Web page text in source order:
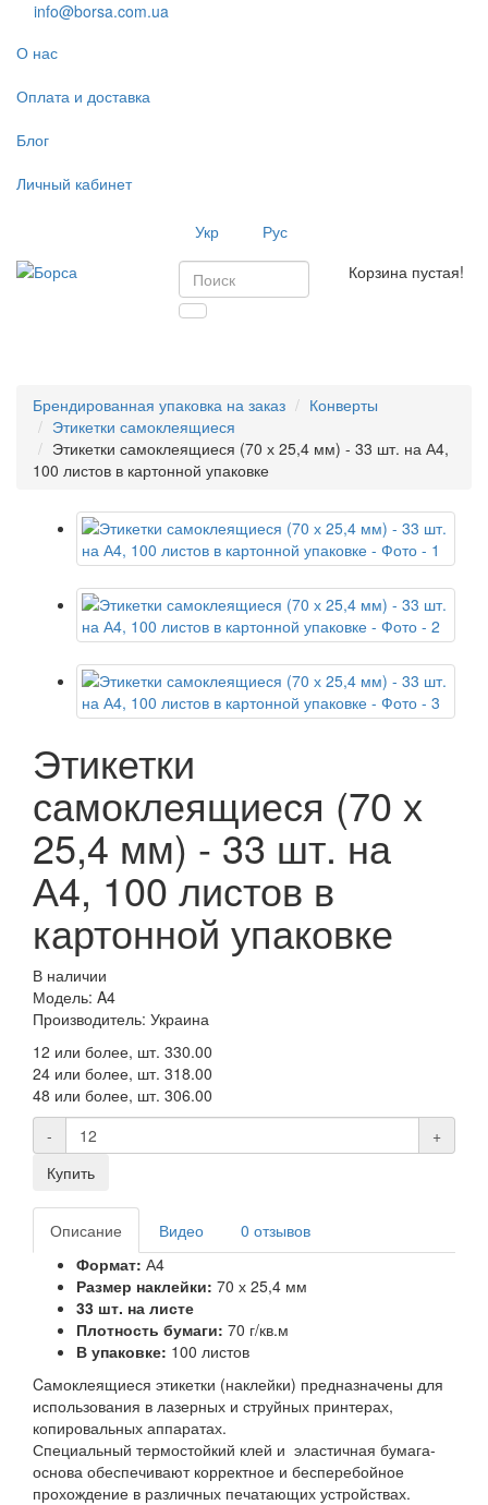
info@borsa.com.ua
О нас
Оплата и доставка
Блог
Личный кабинет
Укр
Рус
Корзина пустая!
Брендированная упаковка на заказ
Конверты
Этикетки самоклеящиеся
Этикетки самоклеящиеся (70 х 25,4 мм) - 33 шт. на А4,
100 листов в картонной упаковке
Этикетки
самоклеящиеся (70 х
25,4 мм) - 33 шт. на
А4, 100 листов в
картонной упаковке
В наличии
Модель: A4
Производитель: Украина
12 или более, шт. 330.00
24 или более, шт. 318.00
48 или более, шт. 306.00
-
+
Купить
Описание Видео
0 отзывов
Формат: А4
Размер наклейки: 70 х 25,4 мм
33 шт. на листе
Плотность бумаги: 70 г/кв.м
В упаковке: 100 листов
Cамоклеящиеся этикетки (наклейки) предназначены для
использования в лазерных и струйных принтерах,
копировальных аппаратах.
Специальный термостойкий клей и эластичная бумага-
основа обеспечивают корректное и бесперебойное
прохождение в различных печатающих устройствах.